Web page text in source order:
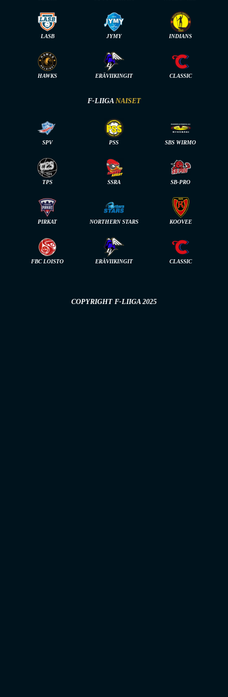
LASB JYMY INDIANS
HAWKS ERÄVIIKINGIT CLASSIC
F-LIIGA NAISET
SPV PSS SBS WIRMO
TPS SSRA SB-PRO
PIRKAT NORTHERN STARS KOOVEE
FBC LOISTO ERÄVIIKINGIT CLASSIC
COPYRIGHT F-LIIGA 2025